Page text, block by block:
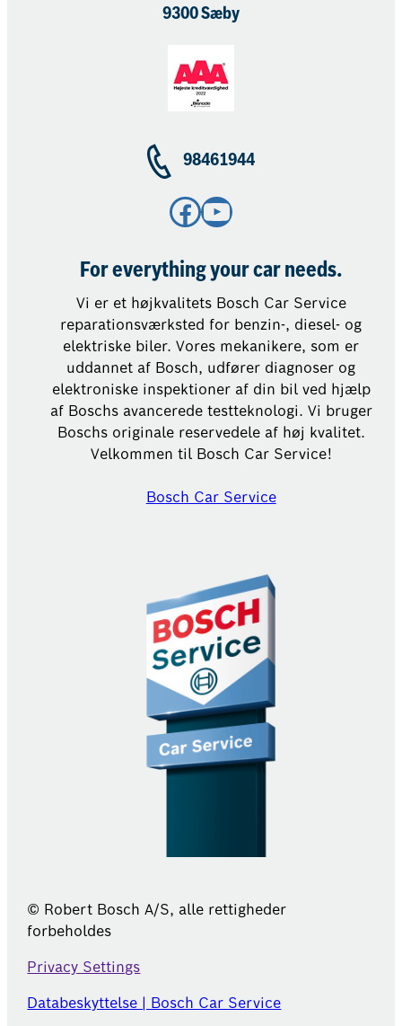
9300 Sæby
98461944
Facebook YouTube
For everything your car needs.
Vi er et højkvalitets Bosch Car Service
reparationsværksted for benzin-, diesel- og
elektriske biler. Vores mekanikere, som er
uddannet af Bosch, udfører diagnoser og
elektroniske inspektioner af din bil ved hjælp
af Boschs avancerede testteknologi. Vi bruger
Boschs originale reservedele af høj kvalitet.
Velkommen til Bosch Car Service!
Bosch Car Service
© Robert Bosch A/S, alle rettigheder
forbeholdes
Privacy Settings
Databeskyttelse | Bosch Car Service